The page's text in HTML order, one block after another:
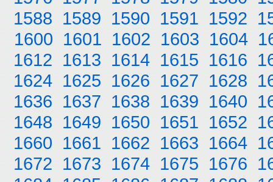
1588 1589 1590 1591 1592
1600 1601 1602 1603 1604
1612 1613 1614 1615 1616
1624 1625 1626 1627 1628
1636 1637 1638 1639 1640
1648 1649 1650 1651 1652
1660 1661 1662 1663 1664
1672 1673 1674 1675 1676